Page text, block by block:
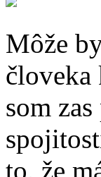
Môže
človeka
som
to, že